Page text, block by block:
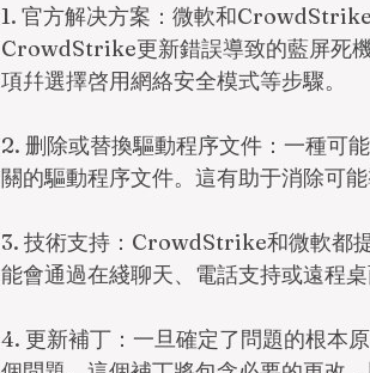
1. 官方解决方案：微軟和
CrowdStrike更新錯誤導致的藍屏死
項幷選擇啓用網絡安全模式等步驟。
2. 删除或替換驅動程序文件：一種可
關的驅動程序文件。這有助于消除可
3. 技術支持：CrowdStrike和微軟都
能會通過在綫聊天、電話支持或遠程桌
4. 更新補丁：一旦確定了問題的根本